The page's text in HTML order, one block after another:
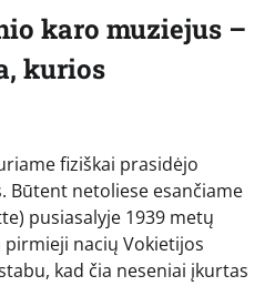
karo muziejus –
kurios
fiziškai prasidėjo
Būtent netoliese esančiame
pusiasalyje 1939 metų
nacių Vokietijos
kad čia neseniai įkurtas